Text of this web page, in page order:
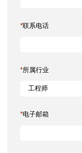
*联系电话
*所属行业
*电子邮箱